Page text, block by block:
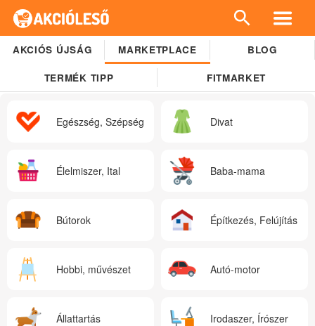
AKCIÓS ÚJSÁG MARKETPLACE BLOG
TERMÉK TIPP FITMARKET
Egészség, Szépség Divat
Élelmiszer, Ital Baba-mama
Bútorok Építkezés, Felújítás
Hobbi, művészet Autó-motor
Állattartás Irodaszer, Írószer